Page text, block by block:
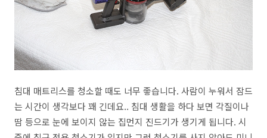
침대 매트리스를 청소할 때도 너무 좋습니다. 사람이 누워서 잠드
는 시간이 생각보다 꽤 긴데요.. 침대 생활을 하다 보면 각질이나
땀 등으로 눈에 보이지 않는 집먼지 진드기가 생기게 됩니다. 시